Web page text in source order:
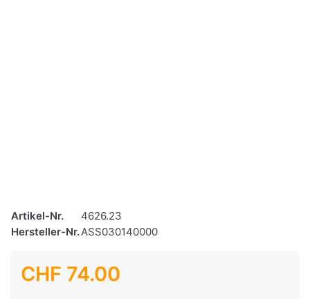
Artikel-Nr.
4626.23
Hersteller-Nr.ASS030140000
CHF 74.00